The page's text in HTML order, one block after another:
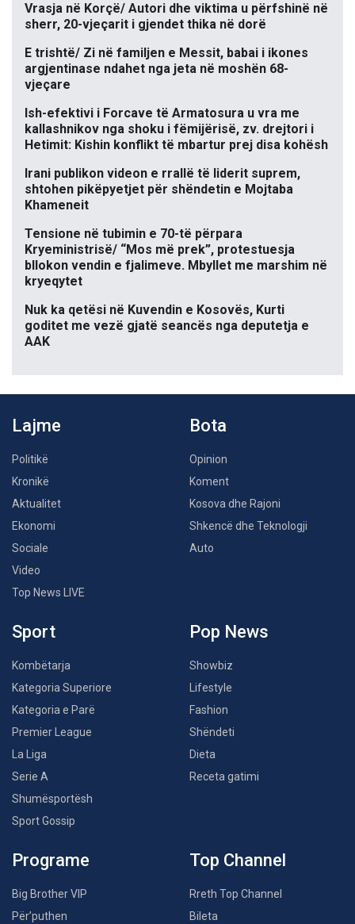
Vrasja në Korçë/ Autori dhe viktima u përfshinë në
sherr, 20-vjeçarit i gjendet thika në dorë
E trishtë/ Zi në familjen e Messit, babai i ikones
argjentinase ndahet nga jeta në moshën 68-
vjeçare
Ish-efektivi i Forcave të Armatosura u vra me
kallashnikov nga shoku i fëmijërisë, zv. drejtori i
Hetimit: Kishin konflikt të mbartur prej disa kohësh
Irani publikon videon e rrallë të liderit suprem,
shtohen pikëpyetjet për shëndetin e Mojtaba
Khameneit
Tensione në tubimin e 70-të përpara
Kryeministrisë/ “Mos më prek”, protestuesja
bllokon vendin e fjalimeve. Mbyllet me marshim në
kryeqytet
Nuk ka qetësi në Kuvendin e Kosovës, Kurti
goditet me vezë gjatë seancës nga deputetja e
AAK
Lajme
Politikë
Kronikë
Aktualitet
Ekonomi
Sociale
Video
Top News LIVE
Bota
Opinion
Koment
Kosova dhe Rajoni
Shkencë dhe Teknologji
Auto
Sport
Kombëtarja
Kategoria Superiore
Kategoria e Parë
Premier League
La Liga
Serie A
Shumësportësh
Sport Gossip
Pop News
Showbiz
Lifestyle
Fashion
Shëndeti
Dieta
Receta gatimi
Programe
Big Brother VIP
Për’puthen
Top Channel
Rreth Top Channel
Bileta